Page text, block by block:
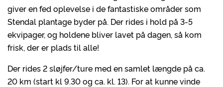
giver en fed oplevelse i de fantastiske områder som
Stendal plantage byder på. Der rides i hold på 3-5
ekvipager, og holdene bliver lavet på dagen, så kom
frisk, der er plads til alle!
Der rides 2 sløjfer/ture med en samlet længde på ca.
20 km (start kl 9.30 og ca. kl. 13). For at kunne vinde